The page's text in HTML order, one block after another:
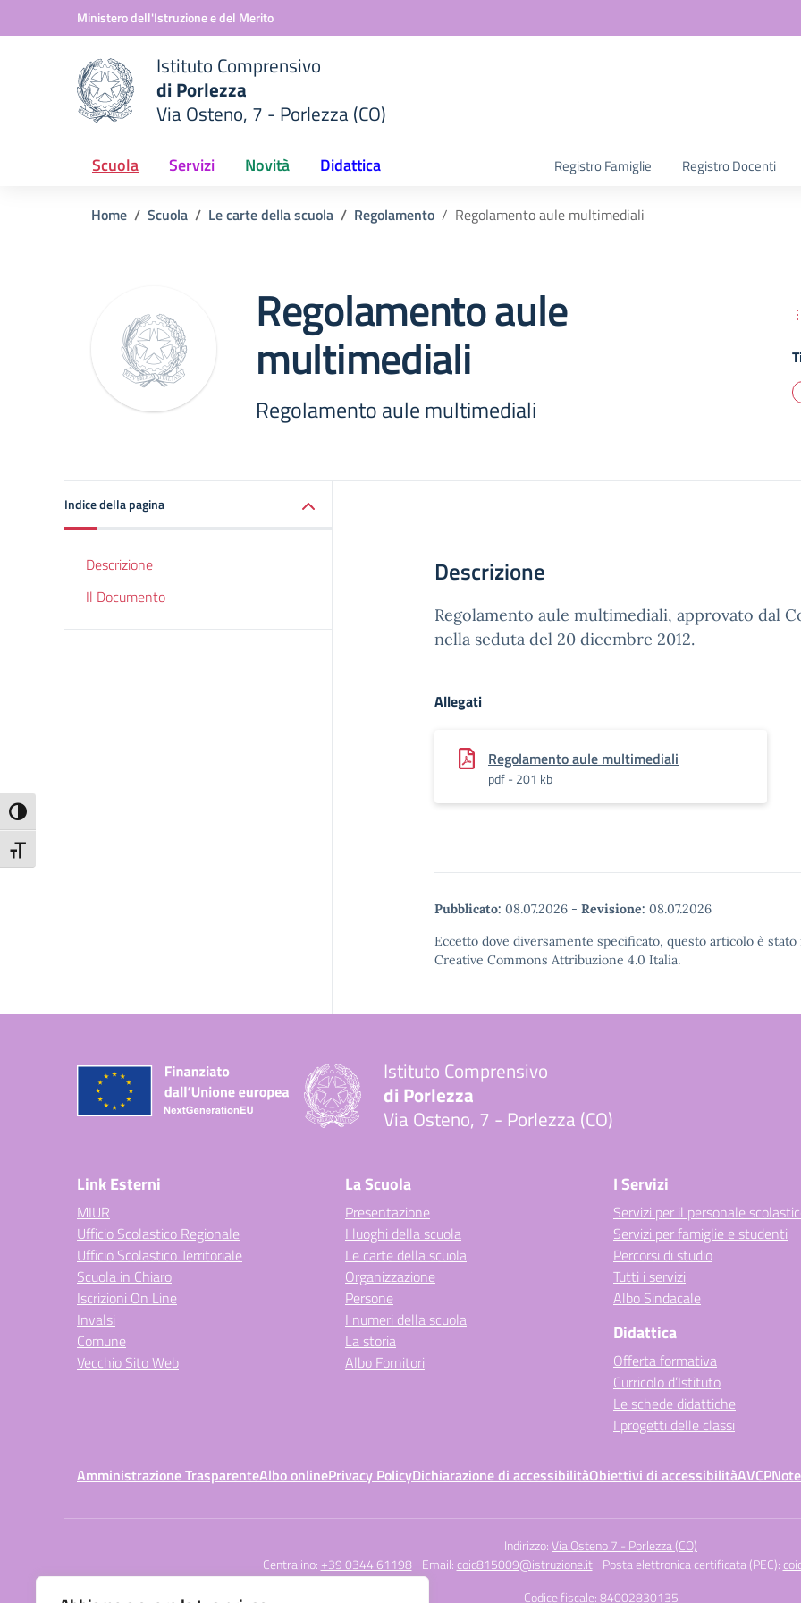
Attiva/disattiva alto contrasto
Attiva/disattiva dimensione testo
Vai ai contenuti
Vai al menu di navigazioneMinistero dell'Istruzione e del Merito
scuola
Istituto Comprensivo
di Porlezza
Via Osteno, 7 - Porlezza (CO)
Scuola Servizi Novità Didattica Registro Famiglie Registro Docenti
Home Scuola Le carte della scuola Regolamento Regolamento aule multimediali
Regolamento aule
multimediali
Regolamento aule multimediali
Indice della pagina
Descrizione
Il Documento
Descrizione
Regolamento aule multimediali, approvato dal
nella seduta del 20 dicembre 2012.
Allegati
Regolamento aule multimediali
pdf - 201 kb
Pubblicato: 08.07.2026 - Revisione: 08.07.2026
Eccetto dove diversamente specificato, questo articolo è
Creative Commons Attribuzione 4.0 Italia.
Istituto Comprensivo
di Porlezza
Via Osteno, 7 - Porlezza (CO)
Link Esterni
MIUR
Ufficio Scolastico Regionale
Ufficio Scolastico Territoriale
Scuola in Chiaro
Iscrizioni On Line
Invalsi
Comune
Vecchio Sito Web
La Scuola
Presentazione
I luoghi della scuola
Le carte della scuola
Organizzazione
Persone
I numeri della scuola
La storia
Albo Fornitori
I Servizi
Servizi per il personale
Servizi per famiglie e studenti
Percorsi di studio
Tutti i servizi
Albo Sindacale
Didattica
Offerta formativa
Curricolo d’Istituto
Le schede didattiche
I progetti delle classi
Amministrazione TrasparenteAlbo onlinePrivacy PolicyDichiarazione di accessibilitàObiettivi di accessibilitàAVCP
Indirizzo:Via Osteno 7 - Porlezza (CO)
Centralino: +39 0344 61198 Email:coic815009@istruzione.it Posta elettronica certificata (PEC):
Codice fiscale: 84002830135